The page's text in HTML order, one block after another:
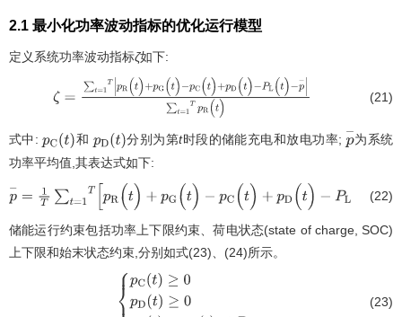
2.1 最小化功率波动指标的优化运行模型
定义系统功率波动指标ζ如下:
ζ= ∑t=1TpR(t)+pG(t)-pC(t)+pD(t)-PL(t)-p-
(21)
式中: pC(t) 和 pD(t) 分别为第t时段的储能充电和放电功率; p-为系统
功率平均值,其表达式如下:
p- =1 T∑ t=1T[p t)+p G (t )-pC(t)+p D (t) -PL ( ) (22)
储能运行约束包括功率上下限约束、荷电状态(state of charge, SOC)
上下限和始末状态约束,分别如式(23)、(24)所示。
pC(t)≥0p D( t)≥ (23)